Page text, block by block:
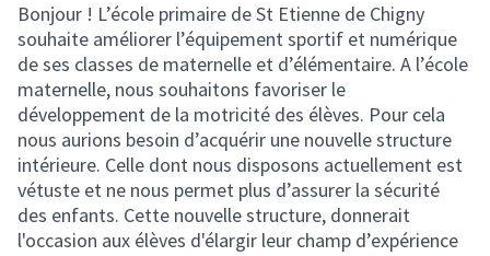
Bonjour ! L’école primaire de St Etienne de Chigny
souhaite améliorer l’équipement sportif et numérique
de ses classes de maternelle et d’élémentaire. A l’école
maternelle, nous souhaitons favoriser le
développement de la motricité des élèves. Pour cela
nous aurions besoin d’acquérir une nouvelle structure
intérieure. Celle dont nous disposons actuellement est
vétuste et ne nous permet plus d’assurer la sécurité
des enfants. Cette nouvelle structure, donnerait
l'occasion aux élèves d'élargir leur champ d’expérience